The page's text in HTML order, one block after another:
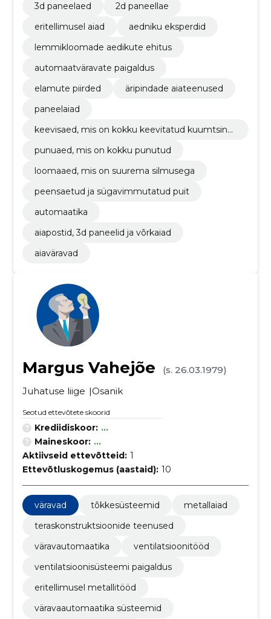
3d paneelaed
2d paneellae
eritellimusel aiad
aedniku eksperdid
lemmikloomade aedikute ehitus
automaatväravate paigaldus
elamute piirded
äripindade aiateenused
paneelaiad
keevisaed, mis on kokku keevitatud kuumtsingi
punuaed, mis on kokku punutud
loomaaed, mis on suurema silmusega
peensaetud ja sügavimmutatud puit
automaatika
aiapostid, 3d paneelid ja võrkaiad
aiaväravad
Margus Vahejõe
(s. 26.03.1979)
Juhatuse liige
Osanik
Seotud ettevõtete skoorid
Krediidiskoor: ...
Maineskoor: ...
Aktiivseid ettevõtteid: 1
Ettevõtluskogemus (aastaid): 10
väravad tõkkesüsteemid
metallaiad
teraskonstruktsioonide teenused
väravautomaatika
ventilatsioonitööd
ventilatsioonisüsteemi paigaldus
eritellimusel metallitööd
väravaautomaatika süsteemid